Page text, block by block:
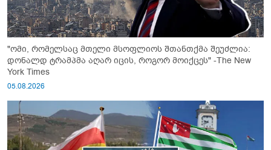
"ომი, რომელსაც მთელი მსოფლიოს შთანთქმა შეუძლია:
დონალდ ტრამპმა აღარ იცის, როგორ მოიქცეს" -The New
York Times
05.08.2026